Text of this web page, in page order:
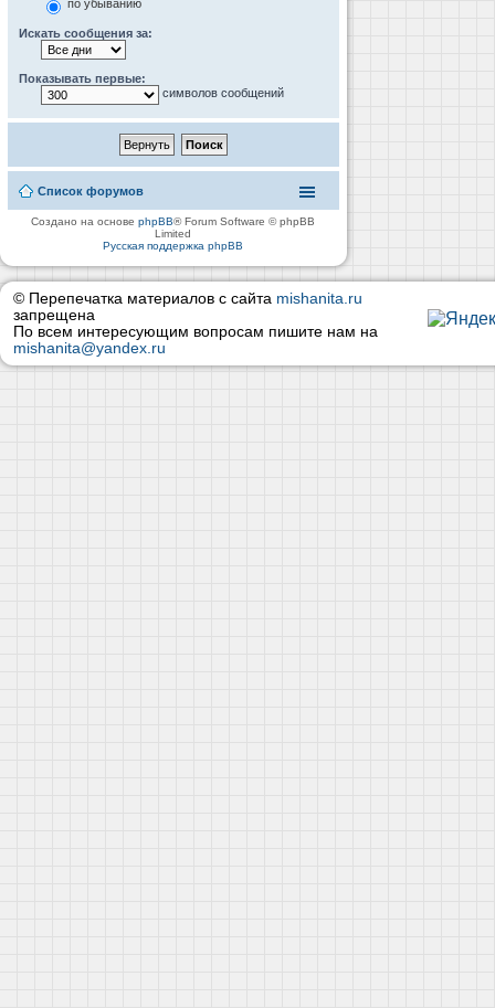
по убыванию
Искать сообщения за:
Показывать первые:
символов сообщений
Список форумов
Создано на основеphpBB® Forum Software © phpBB
Limited
Русская поддержка phpBB
© Перепечатка материалов с сайта mishanita.ru
запрещена
По всем интересующим вопросам пишите нам на
mishanita@yandex.ru